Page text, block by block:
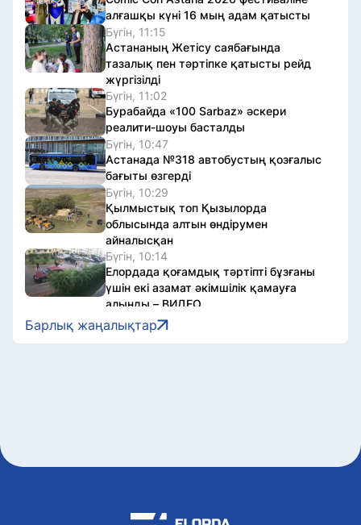
алғашқы күні 16 мың адам қатысты
Бүгін, 11:15
Астананың Жетісу саябағында
тазалық пен тәртіпке қатысты рейд
жүргізілді
Бүгін, 11:02
Бурабайда «100 Sarbaz» әскери
реалити-шоуы басталды
Бүгін, 10:47
Астанада №318 автобустың қозғалыс
бағыты өзгерді
Бүгін, 10:29
Қылмыстық топ Қызылорда
облысында алтын өндірумен
айналысқан
Бүгін, 10:14
Елордада қоғамдық тәртіпті бұзғаны
үшін екі азамат әкімшілік қамауға
алынды – ВИДЕО
Бүгін, 10:01
Қазақстандық мектеп директорлары
Comic Con Astana 2026 фестивалінің
Барлық жаңалықтар